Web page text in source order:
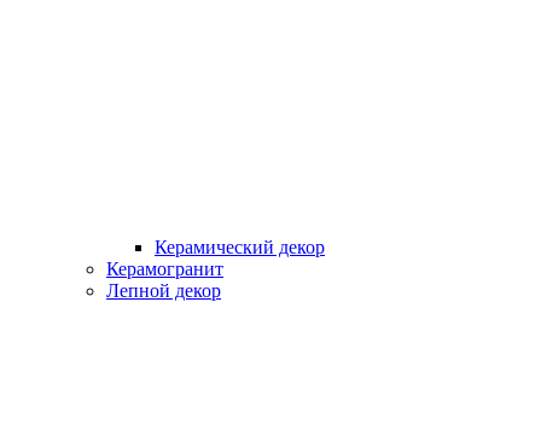
Керамический декор
Керамогранит
Лепной декор